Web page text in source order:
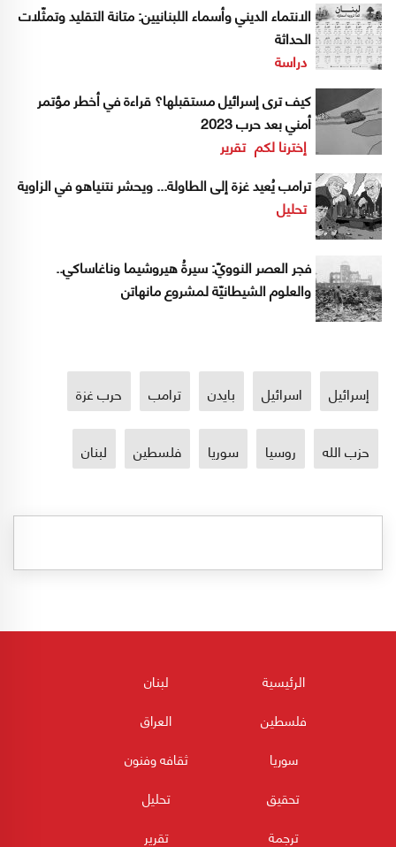
الانتماء الديني وأسماء اللبنانيين: متانة التقليد وتمثّلات
الحداثة
دراسة
كيف ترى إسرائيل مستقبلها؟ قراءة في أخطر مؤتمر
أمني بعد حرب 2023
إخترنا لكم تقرير
ترامب يُعيد غزة إلى الطاولة... ويحشر نتنياهو في الزاوية
تحليل
فجر العصر النوويّ: سيرةُ هيروشيما وناغاساكي..
والعلوم الشيطانيّة لمشروع مانهاتن
إسرائيل اسرائيل بايدن ترامب حرب غزة
حزب الله روسيا سوريا فلسطين لبنان
الرئيسية
لبنان
فلسطين
العراق
سوريا
ثقافه وفنون
تحقيق
تحليل
ترجمة
تقرير